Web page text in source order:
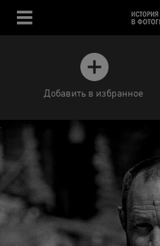
Добавить в избранное